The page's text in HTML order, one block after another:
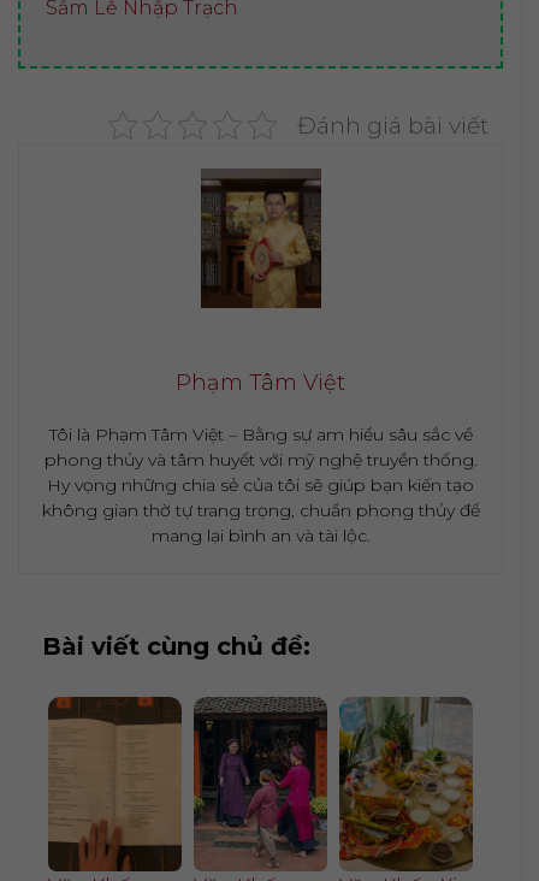
Sắm Lễ Nhập Trạch
Đánh giá bài viết
Phạm Tâm Việt
Tôi là Phạm Tâm Việt – Bằng sự am hiểu sâu sắc về
phong thủy và tâm huyết với mỹ nghệ truyền thống.
Hy vọng những chia sẻ của tôi sẽ giúp bạn kiến tạo
không gian thờ tự trang trọng, chuẩn phong thủy để
mang lại bình an và tài lộc.
Bài viết cùng chủ đề: